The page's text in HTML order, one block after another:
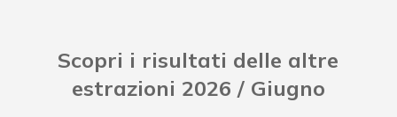
Scopri i risultati delle altre
estrazioni 2026 / Giugno